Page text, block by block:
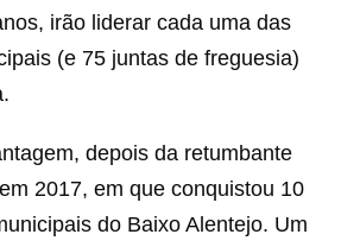
irão liderar cada uma das
(e 75 juntas de freguesia)
depois da retumbante
2017, em que conquistou 10
do Baixo Alentejo. Um